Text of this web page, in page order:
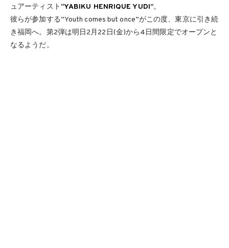
ュアーティスト “YABIKU HENRIQUE YUDI”。
彼らが参加する”Youth comes but once”がこの度、東京に引き続
き福岡へ。第2弾は明日2月22日(金)から4日間限定でオープンと
なるようだ。